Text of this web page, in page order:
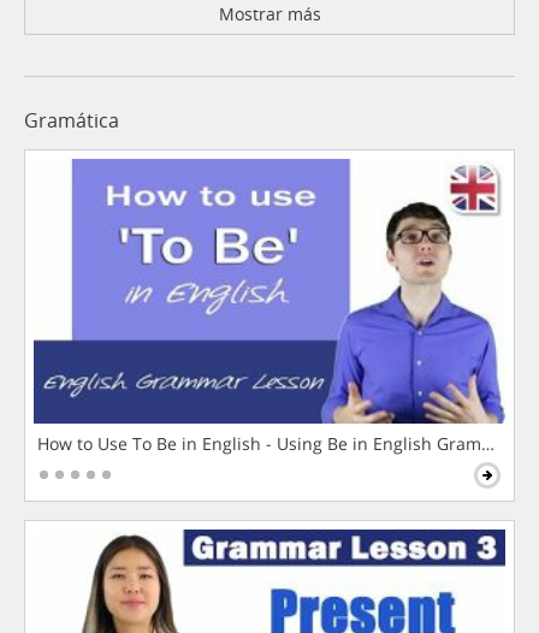
Mostrar más
Gramática
How to Use To Be in English - Using Be in English Grammar